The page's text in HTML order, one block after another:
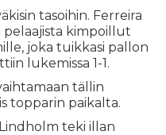
tasoihin. Ferreira
pelaajista kimpoillut
joka tuikkasi pallon
lukemissa 1-1.
tällin
topparin paikalta.
teki illan